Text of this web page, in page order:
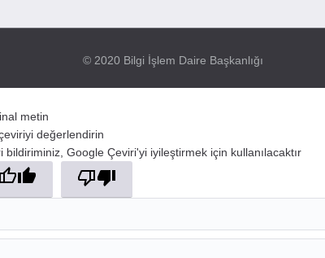
© 2020 Bilgi İşlem Daire Başkanlığı
metin
değerlendirin
bildiriminiz, Google Çeviri'yi iyileştirmek için kullanılacaktır